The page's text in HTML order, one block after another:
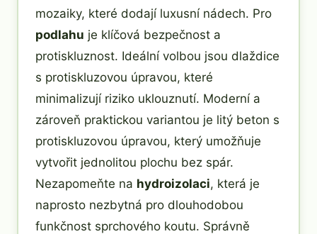
mozaiky, které dodají luxusní nádech. Pro
podlahu je klíčová bezpečnost a
protiskluznost. Ideální volbou jsou dlaždice
s protiskluzovou úpravou, které
minimalizují riziko uklouznutí. Moderní a
zároveň praktickou variantou je litý beton s
protiskluzovou úpravou, který umožňuje
vytvořit jednolitou plochu bez spár.
Nezapomeňte na hydroizolaci, která je
naprosto nezbytná pro dlouhodobou
funkčnost sprchového koutu. Správně